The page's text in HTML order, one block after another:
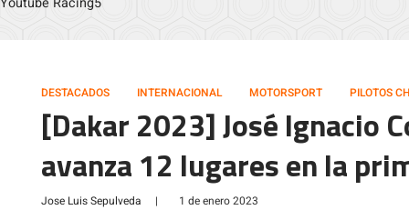
DESTACADOS INTERNACIONAL MOTORSPORT PILOTOS
[Dakar 2023] José Ignacio
avanza 12 lugares en la
Jose Luis Sepulveda | 1 de enero 2023